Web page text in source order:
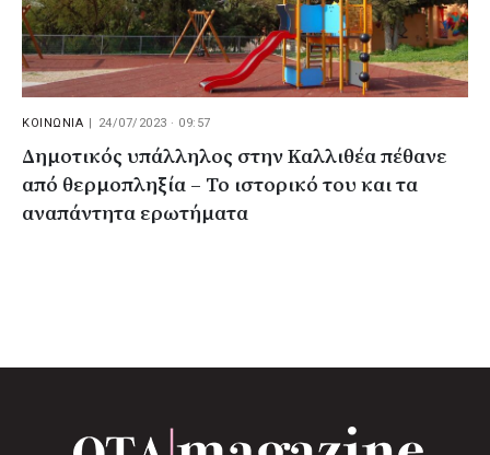
ΚΟΙΝΩΝΙΑ 24/07/2023 · 09:57
Δημοτικός υπάλληλος στην Καλλιθέα πέθανε
από θερμοπληξία – Το ιστορικό του και τα
αναπάντητα ερωτήματα